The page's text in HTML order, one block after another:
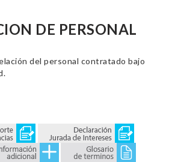
DE PERSONAL
del personal contratado bajo